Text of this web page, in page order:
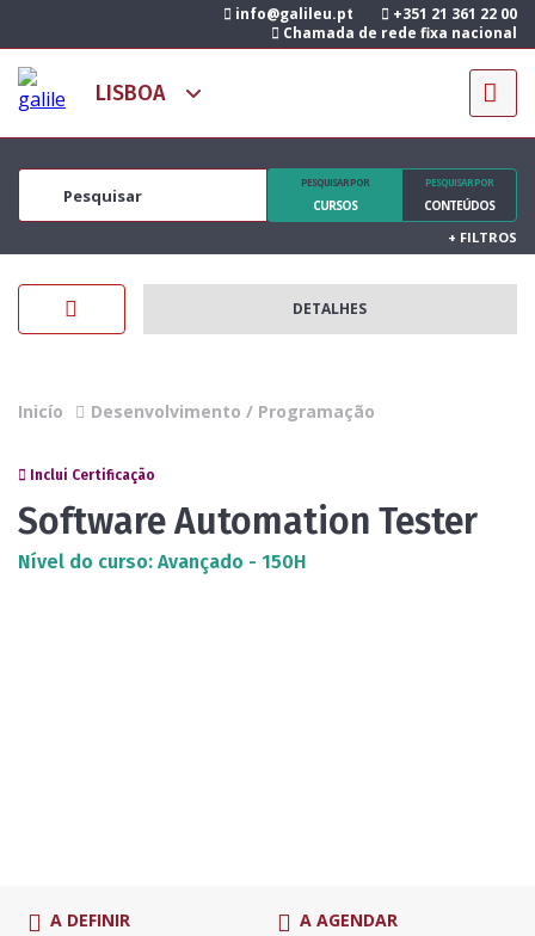
info@galileu.pt
+351 21 361 22 00
Chamada de rede fixa nacional
PESQUISAR POR
CURSOS
PESQUISAR POR
CONTEÚDOS
+ FILTROS
DETALHES
Inicío Desenvolvimento / Programação
Inclui Certificação
Software Automation Tester
Nível do curso: Avançado - 150H
A DEFINIR A AGENDAR